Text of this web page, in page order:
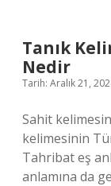
Tanık
Nedir
Tarih: Aralık 21,
Sahit
kelimesinin
Tahribat eş
anlamına da